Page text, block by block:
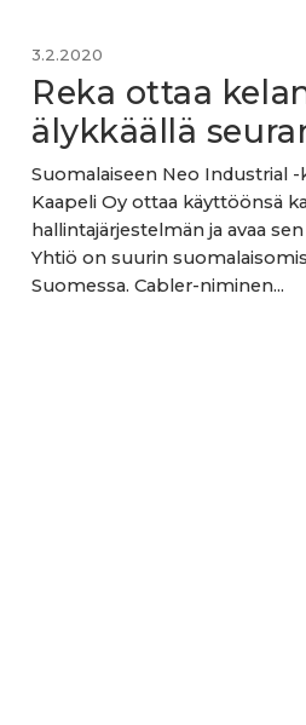
3.2.2020
Reka ottaa
älykkäällä
Suomalaiseen Neo Industrial
Kaapeli Oy ottaa käyttöönsä
hallintajärjestelmän ja avaa
Yhtiö on suurin
Suomessa. Cabler-niminen...